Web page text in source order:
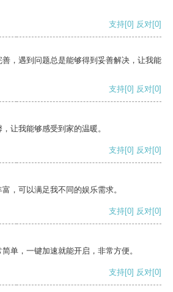
支持[0] 反对[0]
，遇到问题总是能够得到妥善解决，让我能
支持[0] 反对[0]
让我能够感受到家的温暖。
支持[0] 反对[0]
，可以满足我不同的娱乐需求。
支持[0] 反对[0]
单，一键加速就能开启，非常方便。
支持[0] 反对[0]